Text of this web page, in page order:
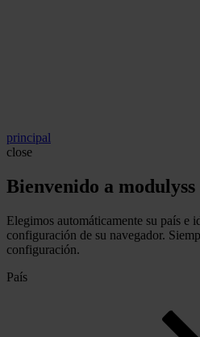
principal
close
Bienvenido a modulyss
Elegimos automáticamente su país e
configuración de su navegador.
configuración.
País